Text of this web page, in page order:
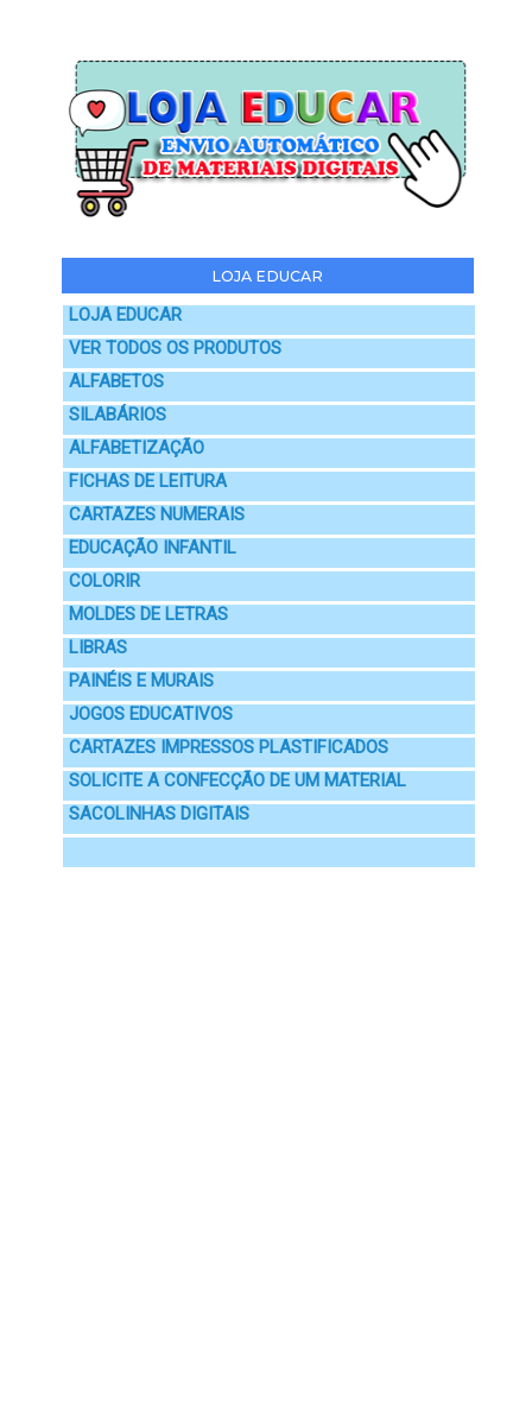
LOJA EDUCAR
LOJA EDUCAR
VER TODOS OS PRODUTOS
ALFABETOS
SILABÁRIOS
ALFABETIZAÇÃO
FICHAS DE LEITURA
CARTAZES NUMERAIS
EDUCAÇÃO INFANTIL
COLORIR
MOLDES DE LETRAS
LIBRAS
PAINÉIS E MURAIS
JOGOS EDUCATIVOS
CARTAZES IMPRESSOS PLASTIFICADOS
SOLICITE A CONFECÇÃO DE UM MATERIAL
SACOLINHAS DIGITAIS